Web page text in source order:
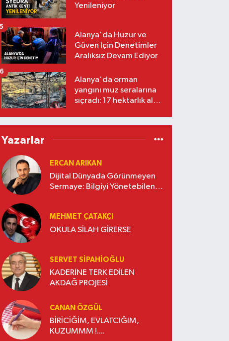
Yenileniyor
Alanya'da Huzur ve
Güven İçin Denetimler
Aralıksız Devam Ediyor
5
Alanya'da orman
yangını muz seralarına
sıçradı: 17 hektarlık alan
6
Yazarlar
ERCAN ARIKAN
Dijital Dünyada Görünmeyen
Sermaye: Bilgiyi Yönetebilen
MEHMET ÇATAKÇI
OKULA SİLAH GİRERSE
SERVET SİPAHİOĞLU
KADERİNE TERK EDİLEN
AKDAĞ PROJESİ
CANAN ÖZGÜL
BİRİCİĞİM, EVLATCIĞIM,
KUZUMMM !....